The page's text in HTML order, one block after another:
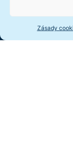
Zásady
Informace o